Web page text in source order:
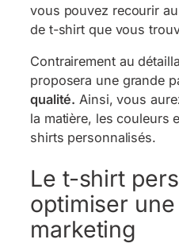
vous pouvez recourir
de t-shirt que vous
Contrairement au
proposera une grande
qualité. Ainsi, vous
la matière, les couleurs
shirts personnalisés.
Le t-shirt
optimiser
marketing